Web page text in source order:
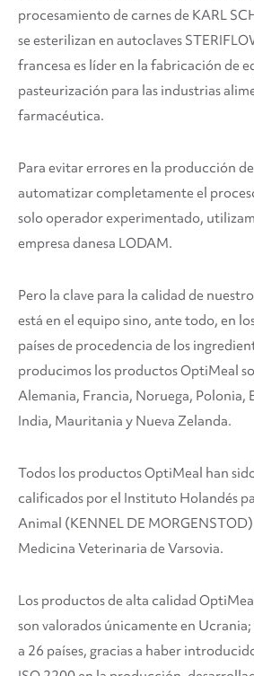
procesamiento de carnes de KARL
se esterilizan en autoclaves
francesa es líder en la fabricación de
pasteurización para las industrias
farmacéutica.
Para evitar errores en la producción
automatizar completamente el
solo operador experimentado,
empresa danesa LODAM.
Pero la clave para la calidad de
está en el equipo sino, ante todo, en
países de procedencia de los
producimos los productos OptiMeal
Alemania, Francia, Noruega, Polonia,
India, Mauritania y Nueva Zelanda.
Todos los productos OptiMeal han
calificados por el Instituto Holandés
Animal (KENNEL DE
Medicina Veterinaria de Varsovia.
Los productos de alta calidad
son valorados únicamente en
a 26 países, gracias a haber